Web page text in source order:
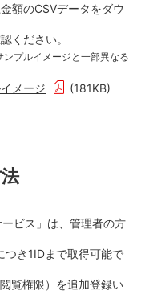
額のCSVデータをダウ
ください。
プルイメージと一部異なる
メージ (181KB)
ービス」は、管理者の方
つき1IDまで取得可能で
覧権限）を追加登録い